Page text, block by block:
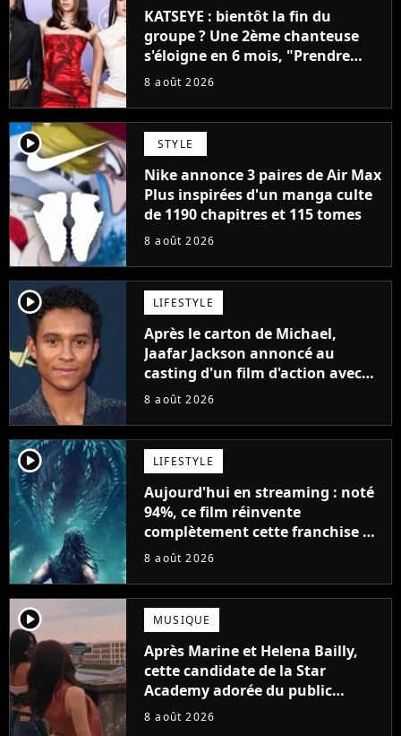
KATSEYE : bientôt la fin du
groupe ? Une 2ème chanteuse
s'éloigne en 6 mois, "Prendre
cette décision n’a pas été facile"
8 août 2026
player2 STYLE
Nike annonce 3 paires de Air Max
Plus inspirées d'un manga culte
de 1190 chapitres et 115 tomes
8 août 2026
player2 LIFESTYLE
Après le carton de Michael,
Jaafar Jackson annoncé au
casting d'un film d'action avec
Will Smith
8 août 2026
player2 LIFESTYLE
Aujourd'hui en streaming : noté
94%, ce film réinvente
complètement cette franchise de
science-fiction vieille de 40 ans
8 août 2026
player2 MUSIQUE
Après Marine et Helena Bailly,
cette candidate de la Star
Academy adorée du public
annonce son premier album,
8 août 2026